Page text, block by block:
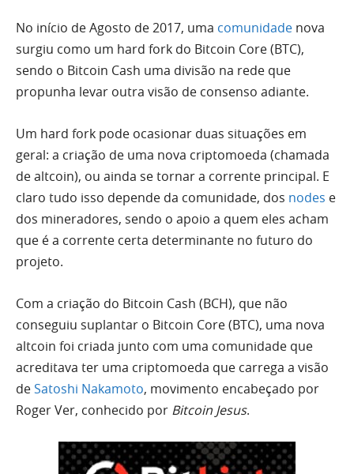
No início de Agosto de 2017, uma comunidade nova
surgiu como um hard fork do Bitcoin Core (BTC),
sendo o Bitcoin Cash uma divisão na rede que
propunha levar outra visão de consenso adiante.
Um hard fork pode ocasionar duas situações em
geral: a criação de uma nova criptomoeda (chamada
de altcoin), ou ainda se tornar a corrente principal. E
claro tudo isso depende da comunidade, dos nodes e
dos mineradores, sendo o apoio a quem eles acham
que é a corrente certa determinante no futuro do
projeto.
Com a criação do Bitcoin Cash (BCH), que não
conseguiu suplantar o Bitcoin Core (BTC), uma nova
altcoin foi criada junto com uma comunidade que
acreditava ter uma criptomoeda que carrega a visão
deSatoshi Nakamoto, movimento encabeçado por
Roger Ver, conhecido por Bitcoin Jesus.